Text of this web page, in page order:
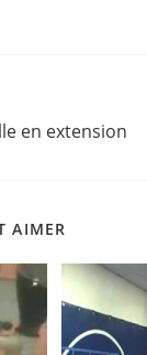
en extension
AIMER